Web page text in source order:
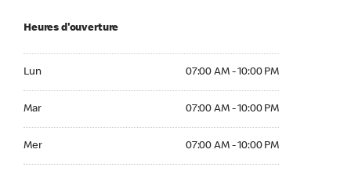
Heures d'ouverture
Lun 07:00 AM - 10:00 PM
Mar 07:00 AM - 10:00 PM
Mer 07:00 AM - 10:00 PM